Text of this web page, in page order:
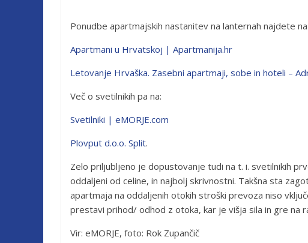
Ponudbe apartmajskih nastanitev na lanternah najdete na:
Apartmani u Hrvatskoj | Apartmanija.hr
Letovanje Hrvaška. Zasebni apartmaji, sobe in hoteli –
Več o svetilnikih pa na:
Svetilniki | eMORJE.com
Plovput d.o.o. Split.
Zelo priljubljeno je dopustovanje tudi na t. i. svetilnikih
oddaljeni od celine, in najbolj skrivnostni. Takšna sta
apartmaja na oddaljenih otokih stroški prevoza niso
prestavi prihod/ odhod z otoka, kar je višja sila in gre na
Vir: eMORJE, foto: Rok Zupančič